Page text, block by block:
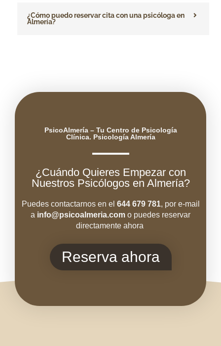
¿Cómo puedo reservar cita con una psicóloga en
Almería?
PsicoAlmería – Tu Centro de Psicología
Clínica. Psicología Almería
¿Cuándo Quieres Empezar con
Nuestros Psicólogos en Almería?
Puedes contactarnos en el 644 679 781, por e-mail
a info@psicoal meria.com o puedes reservar
directamente ahora
Reserva ahora